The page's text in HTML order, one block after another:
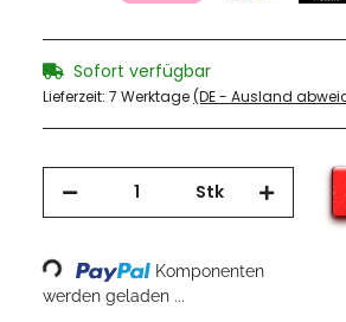
Sofort verfügbar
Lieferzeit: 7 Werktage(DE - Ausland
Stk
Loading...
Komponenten
werden geladen ...